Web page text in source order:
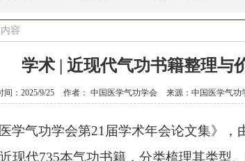
内容
学术 | 近现代气功书籍整理与
间：2025/9/25 作者： 中国医学气功学会 来源：中国医学气功
学气功学会第21届学术年会论文集》，
现代735本气功书籍，分类梳理其类型